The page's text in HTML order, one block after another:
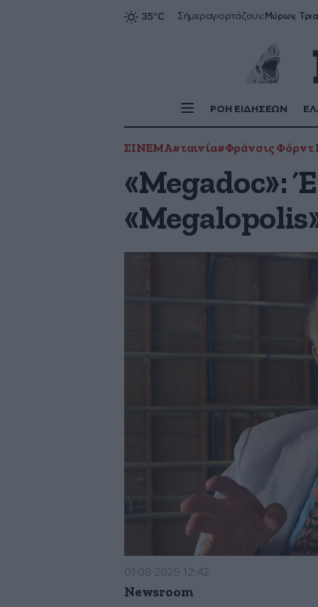
Σήμεραγιορτάζουν:
ΡΟΗ ΕΙΔΗΣΕΩΝ
ΣΙΝΕΜΑ#ταινία#Φράνσις Φόρντ
«Megadoc»:
01·08·2025 12:42
Newsroom